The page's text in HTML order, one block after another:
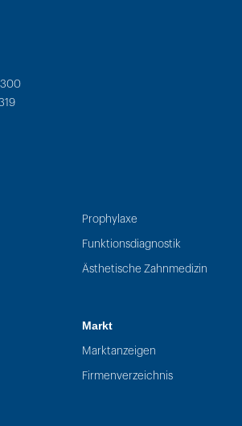
300
Prophylaxe
Funktionsdiagnostik
Ästhetische Zahnmedizin
Markt
Marktanzeigen
Firmenverzeichnis